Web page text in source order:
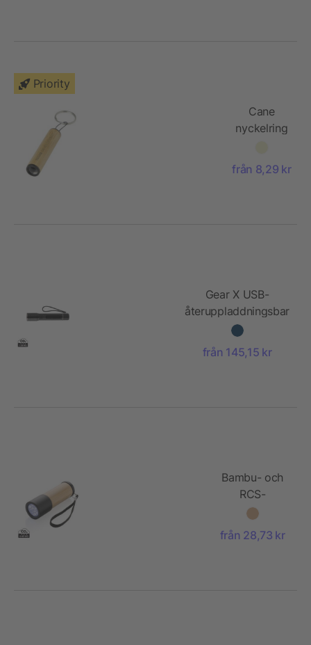
Priority
Cane
nyckelring
lampa
från 8,29 kr
Gear X USB-
återuppladdningsbar
ficklampa RCS
aluminium
från 145,15 kr
Bambu- och
RCS-
återvunnen
plastficklampa
från 28,73 kr